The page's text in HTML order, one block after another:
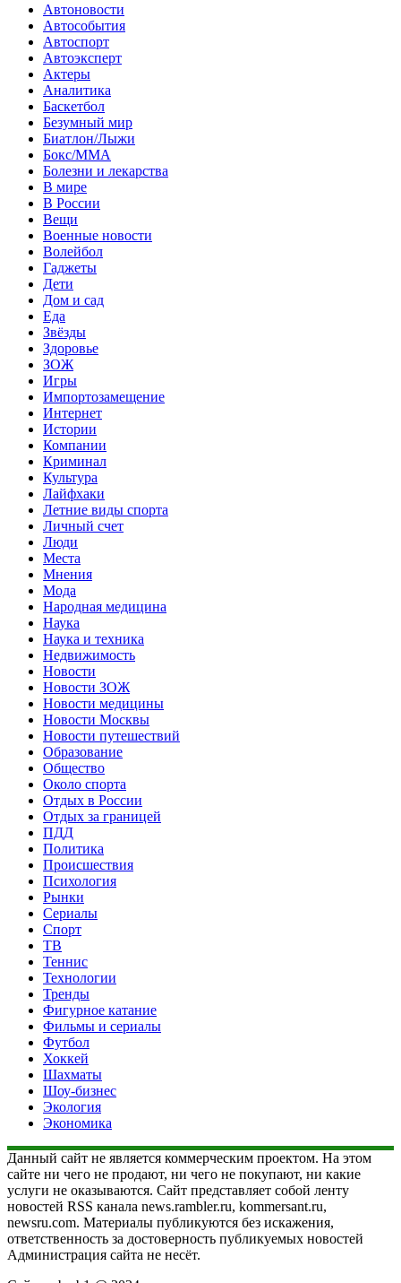
Автоновости
Автособытия
Автоспорт
Автоэксперт
Актеры
Аналитика
Баскетбол
Безумный мир
Биатлон/Лыжи
Бокс/MMA
Болезни и лекарства
В мире
В России
Вещи
Военные новости
Волейбол
Гаджеты
Дети
Дом и сад
Еда
Звёзды
Здоровье
ЗОЖ
Игры
Импортозамещение
Интернет
Истории
Компании
Криминал
Культура
Лайфхаки
Летние виды спорта
Личный счет
Люди
Места
Мнения
Мода
Народная медицина
Наука
Наука и техника
Недвижимость
Новости
Новости ЗОЖ
Новости медицины
Новости Москвы
Новости путешествий
Образование
Общество
Около спорта
Отдых в России
Отдых за границей
ПДД
Политика
Происшествия
Психология
Рынки
Сериалы
Спорт
ТВ
Теннис
Технологии
Тренды
Фигурное катание
Фильмы и сериалы
Футбол
Хоккей
Шахматы
Шоу-бизнес
Экология
Экономика
Данный сайт не является коммерческим проектом. На этом
сайте ни чего не продают, ни чего не покупают, ни какие
услуги не оказываются. Сайт представляет собой ленту
новостей RSS канала news.rambler.ru, kommersant.ru,
newsru.com. Материалы публикуются без искажения,
ответственность за достоверность публикуемых новостей
Администрация сайта не несёт.